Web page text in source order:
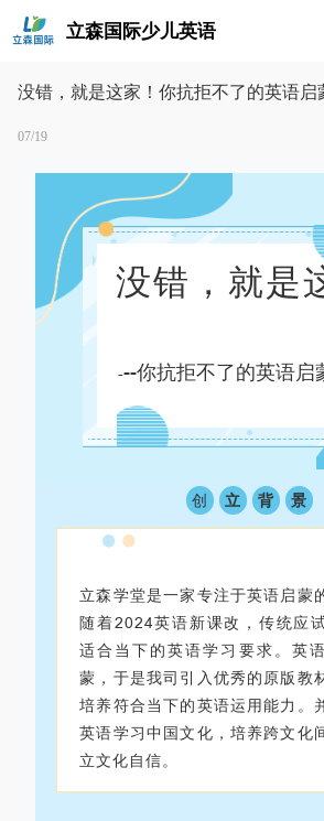
立森国际少儿英语
没错，就是这家！你抗拒不了的英语启
07/19
没错，就是
---你抗拒不了的英语启
创 立 背 景
立森学堂是一家专注于英语启蒙
随着2024英语新课改，传统应
适合当下的英语学习要求。英
蒙，于是我司引入优秀的原版教
培养符合当下的英语运用能力。
英语学习中国文化，培养跨文化
立文化自信。